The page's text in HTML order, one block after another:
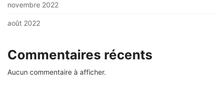
novembre 2022
août 2022
Commentaires récents
Aucun commentaire à afficher.